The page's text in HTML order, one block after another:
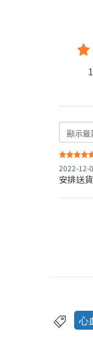
2022-12-
安排送
心